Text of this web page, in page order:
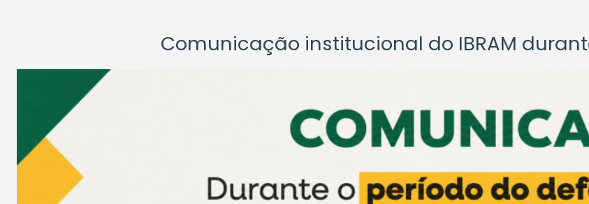
Comunicação institucional do IBRAM